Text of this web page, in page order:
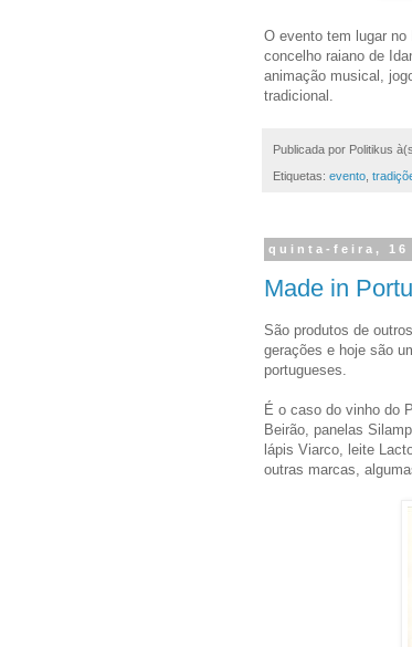
O evento tem lugar no
concelho raiano de
animação musical,
tradicional.
Publicada por Politikus
Etiquetas: evento
quinta-feira, 16
Made in
São produtos de
gerações e hoje são
portugueses.
É o caso do vinho do
Beirão, panelas
lápis Viarco, leite
outras marcas,